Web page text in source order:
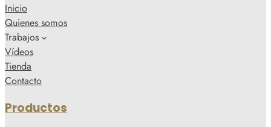
Inicio
Quienes somos
Trabajos
Vídeos
Tienda
Contacto
Productos